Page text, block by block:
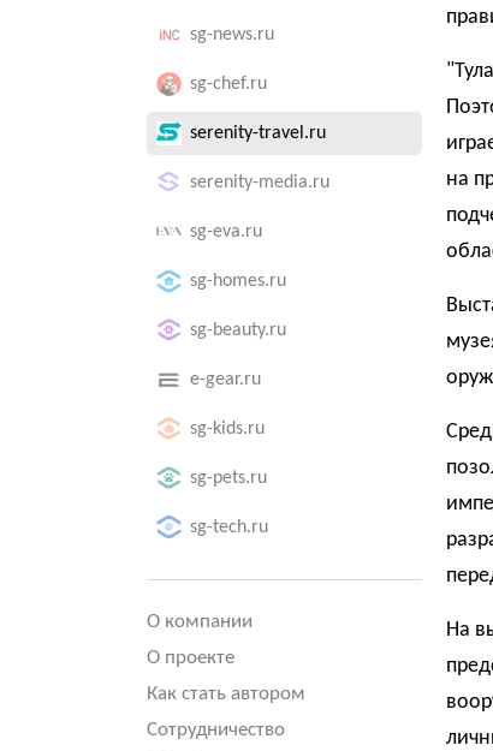
sg-news.ru
sg-chef.ru
serenity-travel.ru
serenity-media.ru
sg-eva.ru
sg-homes.ru
sg-beauty.ru
e-gear.ru
sg-kids.ru
sg-pets.ru
sg-tech.ru
О компании
О проекте
Как стать автором
Сотрудничество
на
На